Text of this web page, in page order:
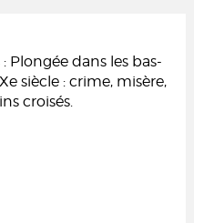
Plongée dans les bas-
siècle : crime, misère,
croisés.